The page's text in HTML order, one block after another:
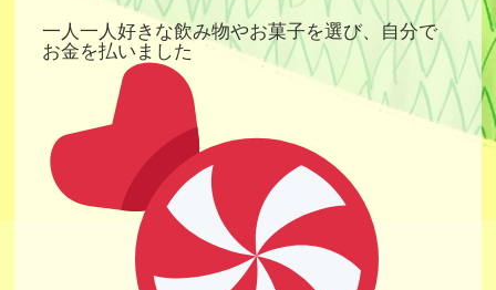
一人一人好きな飲み物やお菓子を選び、自分で
お金を払いました